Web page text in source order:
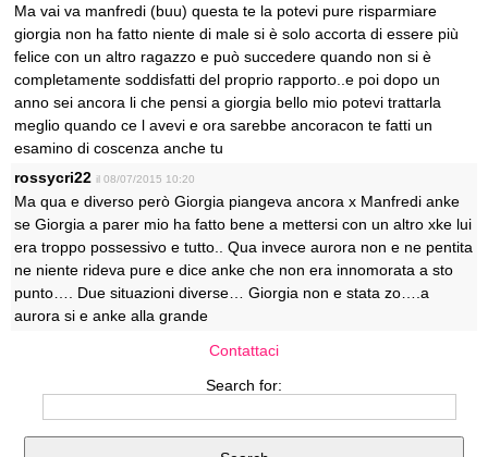
Ma vai va manfredi (buu) questa te la potevi pure risparmiare
giorgia non ha fatto niente di male si è solo accorta di essere più
felice con un altro ragazzo e può succedere quando non si è
completamente soddisfatti del proprio rapporto..e poi dopo un
anno sei ancora li che pensi a giorgia bello mio potevi trattarla
meglio quando ce l avevi e ora sarebbe ancoracon te fatti un
esamino di coscenza anche tu
rossycri22 il 08/07/2015 10:20
Ma qua e diverso però Giorgia piangeva ancora x Manfredi anke
se Giorgia a parer mio ha fatto bene a mettersi con un altro xke lui
era troppo possessivo e tutto.. Qua invece aurora non e ne pentita
ne niente rideva pure e dice anke che non era innomorata a sto
punto…. Due situazioni diverse… Giorgia non e stata zo….a
aurora si e anke alla grande
Contattaci
Search for: